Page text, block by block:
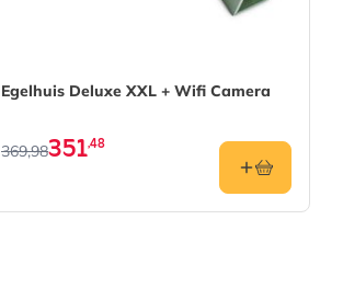
Egelhuis Deluxe XXL + Wifi Camera
369,98351,48